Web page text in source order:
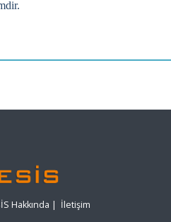
Hakkında | İletişim